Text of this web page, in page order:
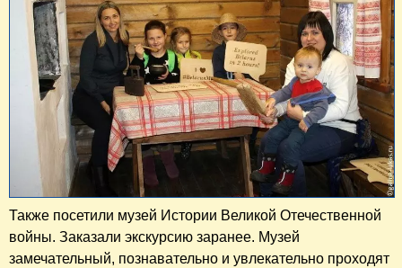
Также посетили музей Истории Великой Отечественной
войны. Заказали экскурсию заранее. Музей
замечательный, познавательно и увлекательно проходят